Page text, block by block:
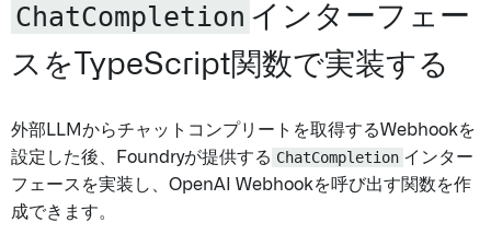
ChatCompletion インターフェー
スをTypeScript関数で実装する
外部LLMからチャットコンプリートを取得するWebhookを
設定した後、Foundryが提供する ChatCompletion インター
フェースを実装し、OpenAI Webhookを呼び出す関数を作
成できます。